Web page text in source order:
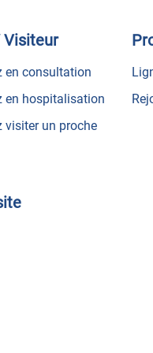
en consultation
en hospitalisation
visiter un proche